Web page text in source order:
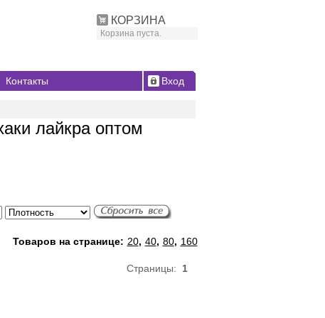
КОРЗИНА
Корзина пуста.
Контакты Вход
лайкра оптом
Товаров на странице: 20, 40, 80, 160
Страницы: 1